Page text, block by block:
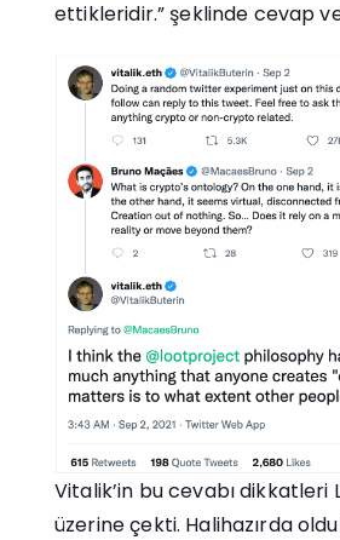
ettikleridir.” şeklinde cevap
Vitalik’in bu cevabı dikkatleri
üzerine çekti. Halihazırda